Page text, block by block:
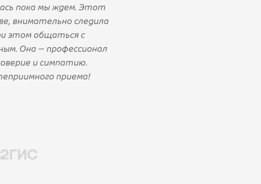
пока мы ждем. Этот
внимательно следила
этом общаться с
Она — профессионал
и симпатию.
приема!